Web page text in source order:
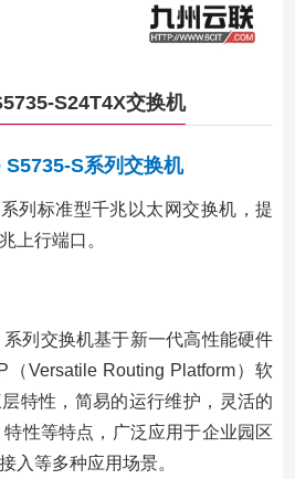
S24T4X交换机
S系列交换机
列标准型千兆以太网交换机，提
上行端口。
列交换机基于新一代高性能硬件
Versatile Routing Platform）软
特性，简易的运行维护，灵活的
性等特点，广泛应用于企业园区
入等多种应用场景。